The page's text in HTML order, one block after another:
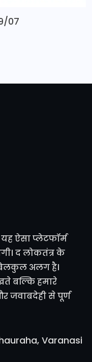
07
ऐसा प्लेटफॉर्म
द लोकतंत्र के
अलग है।
बल्कि हमारे
जवाबदेही से पूर्ण
Varanasi